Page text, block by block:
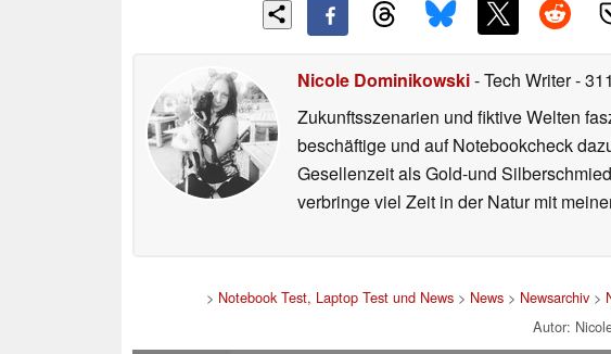
Nicole Dominikowski- Tech Writer-
Zukunftsszenarien und fiktive Welten
beschäftige und auf Notebookcheck
Gesellenzeit als Gold-und
verbringe viel Zeit in der Natur mit
> Notebook Test, Laptop Test und News > News > Newsarchiv >
Autor: